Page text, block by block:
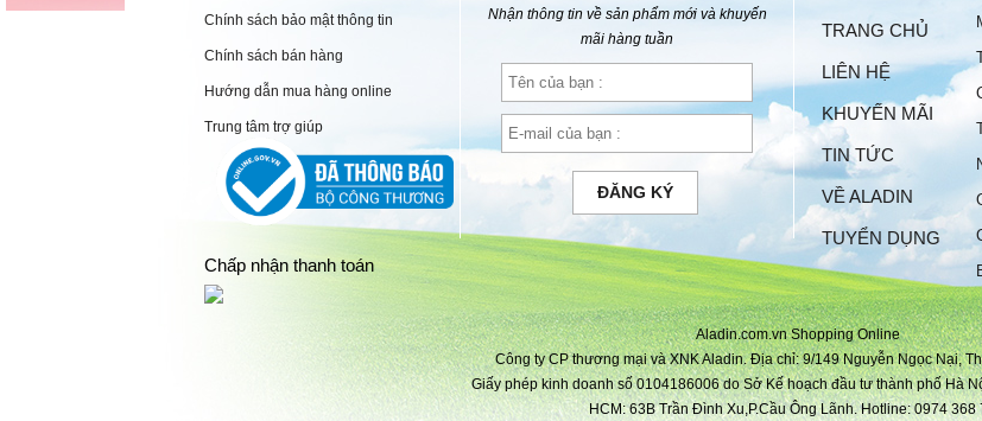
Chính sách bảo mật thông tin
Chính sách bán hàng
Hướng dẫn mua hàng online
Trung tâm trợ giúp
Nhận thông tin về sản phẩm mới và khuyến
mãi hàng tuần
ĐĂNG KÝ
TRANG CHỦ
LIÊN HỆ
KHUYẾN MÃI
TIN TỨC
VỀ ALADIN
TUYỂN DỤNG
Chấp nhận thanh toán
Aladin.com.vn Shopping Online
Công ty CP thương mại và XNK Aladin. Địa chỉ: 9/149 Nguyễn Ngọc Nại,
Giấy phép kinh doanh số 0104186006 do Sở Kế hoạch đầu tư thành phố Hà
HCM: 63B Trần Đình Xu,P.Cầu Ông Lãnh. Hotline: 0974 368